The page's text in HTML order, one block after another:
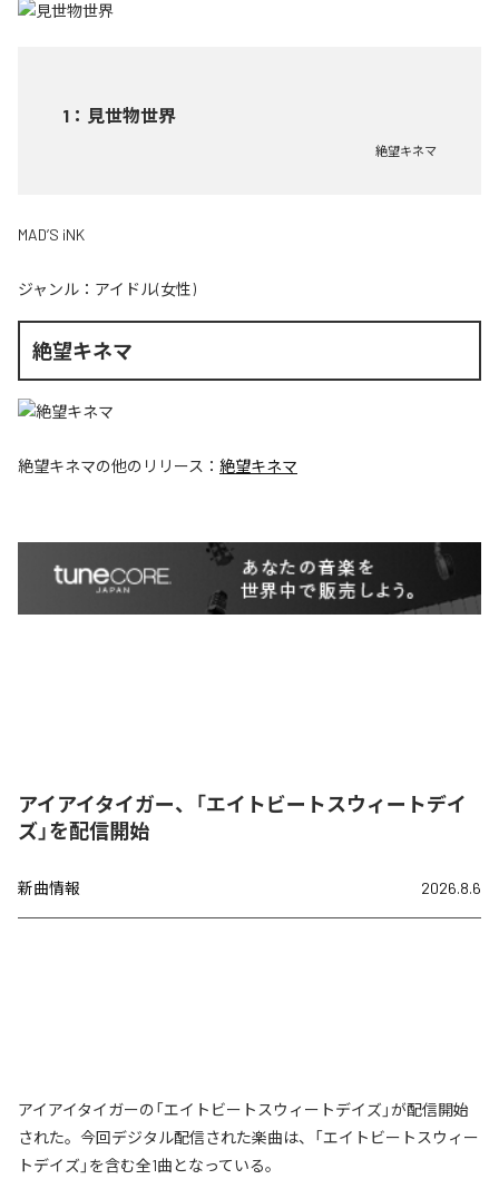
1 ： 見世物世界
絶望キネマ
MAD’S iNK
ジャンル： アイドル(女性)
絶望キネマ
絶望キネマの他のリリース： 絶望キネマ
アイアイタイガー、「エイトビートスウィートデイ
ズ」を配信開始
新曲情報 2026.8.6
アイアイタイガーの「エイトビートスウィートデイズ」が配信開始
された。今回デジタル配信された楽曲は、「エイトビートスウィー
トデイズ」を含む全1曲となっている。